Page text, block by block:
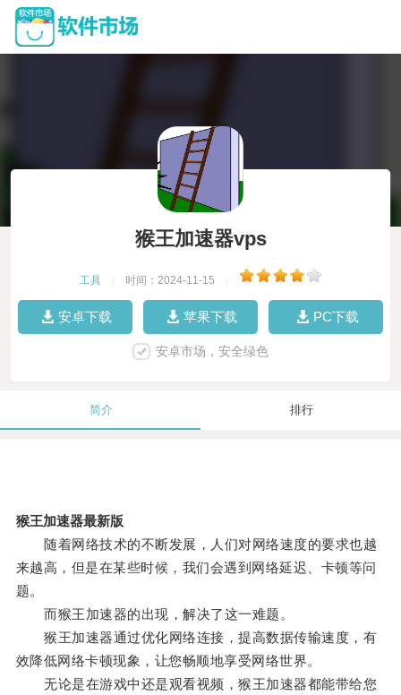
猴王加速器vps
工具 时间：2024-11-15
安卓下载 苹果下载 PC下载
安卓市场，安全绿色
简介 排行
猴王加速器最新版
随着网络技术的不断发展，人们对网络速度的要求也越
来越高，但是在某些时候，我们会遇到网络延迟、卡顿等问
题。
而猴王加速器的出现，解决了这一难题。
猴王加速器通过优化网络连接，提高数据传输速度，有
效降低网络卡顿现象，让您畅顺地享受网络世界。
无论是在游戏中还是观看视频，猴王加速器都能带给您